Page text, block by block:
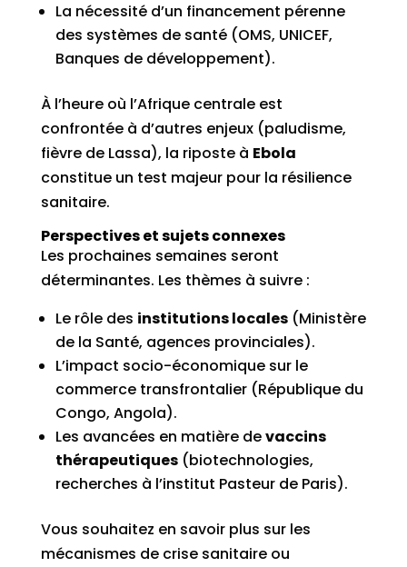
La nécessité d’un financement pérenne
des systèmes de santé (OMS, UNICEF,
Banques de développement).
À l’heure où l’Afrique centrale est
confrontée à d’autres enjeux (paludisme,
fièvre de Lassa), la riposte à Ebola
constitue un test majeur pour la résilience
sanitaire.
Perspectives et sujets connexes
Les prochaines semaines seront
déterminantes. Les thèmes à suivre :
Le rôle des institutions locales(Ministère
de la Santé, agences provinciales).
L’impact socio-économique sur le
commerce transfrontalier (République du
Congo, Angola).
Les avancées en matière devaccins
thérapeutiques(biotechnologies,
recherches à l’institut Pasteur de Paris).
Vous souhaitez en savoir plus sur les
mécanismes de crise sanitaire ou